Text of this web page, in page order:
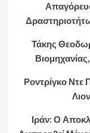
Τάκης
Ροντρίγκο Ντε
Ιράν: Ο